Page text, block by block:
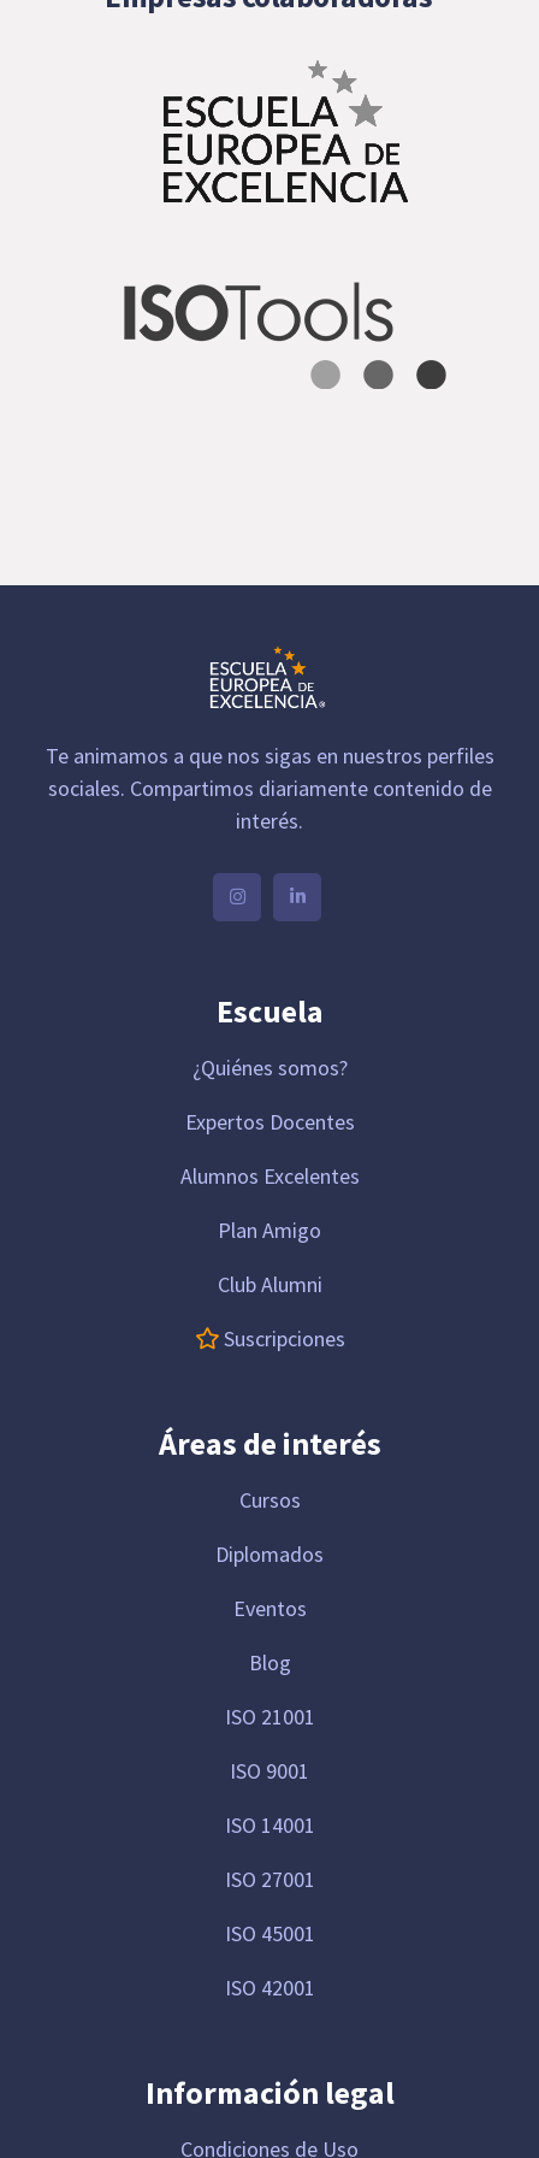
Te animamos a que nos sigas en nuestros perfiles
sociales. Compartimos diariamente contenido de
interés.
Escuela
¿Quiénes somos?
Expertos Docentes
Alumnos Excelentes
Plan Amigo
Club Alumni
Suscripciones
Áreas de interés
Cursos
Diplomados
Eventos
Blog
ISO 21001
ISO 9001
ISO 14001
ISO 27001
ISO 45001
ISO 42001
Información legal
Condiciones de Uso